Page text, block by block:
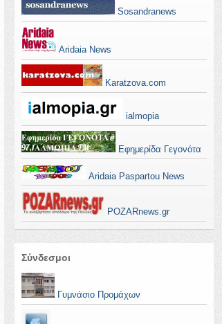
Sosandranews
Aridaia News
Karatzova.com
ialmopia
Εφημερίδα Γεγονότα
Aridaia Paspartou News
POZARnews.gr
Σύνδεσμοι
Γυμνάσιο Προμάχων